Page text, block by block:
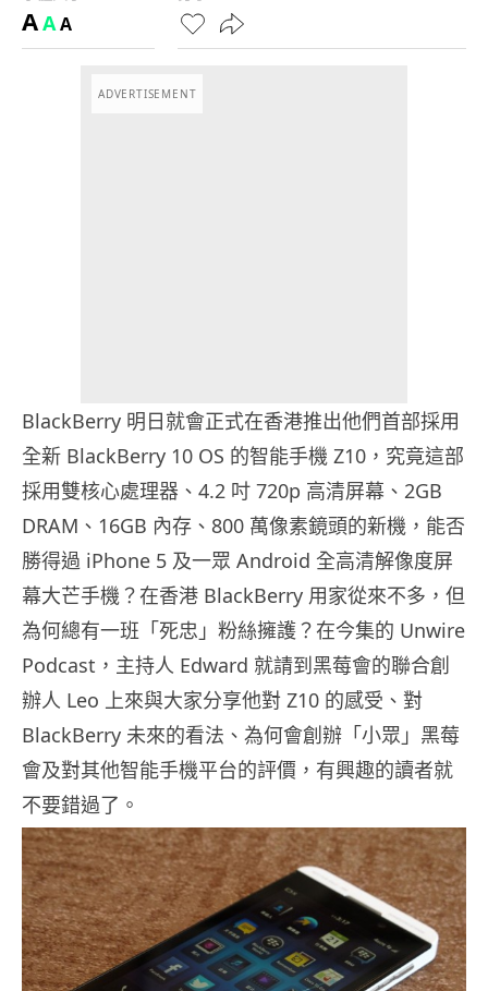
AAA
ADVERTISEMENT
BlackBerry 明日就會正式在香港推出他們首部採用
全新 BlackBerry 10 OS 的智能手機 Z10，究竟這部
採用雙核心處理器、4.2 吋 720p 高清屏幕、2GB
DRAM、16GB 內存、800 萬像素鏡頭的新機，能否
勝得過 iPhone 5 及一眾 Android 全高清解像度屏
幕大芒手機？在香港 BlackBerry 用家從來不多，但
為何總有一班「死忠」粉絲擁護？在今集的 Unwire
Podcast，主持人 Edward 就請到黑莓會的聯合創
辦人 Leo 上來與大家分享他對 Z10 的感受、對
BlackBerry 未來的看法、為何會創辦「小眾」黑莓
會及對其他智能手機平台的評價，有興趣的讀者就
不要錯過了。